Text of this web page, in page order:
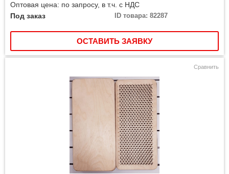
Оптовая цена: по запросу, в т.ч. с НДС
Под заказ
ID товара: 82287
ОСТАВИТЬ ЗАЯВКУ
Сравнить